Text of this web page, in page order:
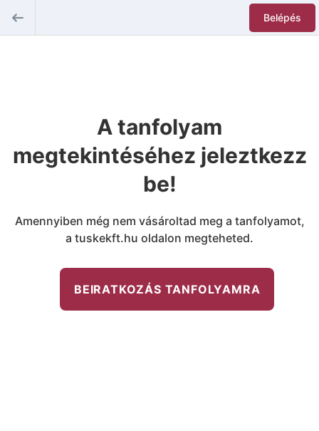
Belépés
A tanfolyam
megtekintéséhez jeleztkezz
be!
Amennyiben még nem vásároltad meg a tanfolyamot,
a tuskekft.hu oldalon megteheted.
BEIRATKOZÁS TANFOLYAMRA